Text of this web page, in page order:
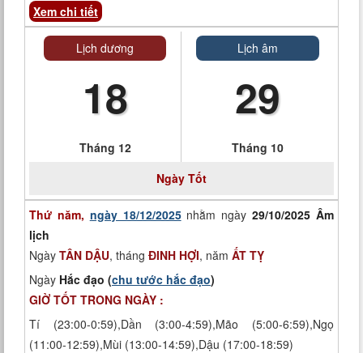
Xem chi tiết
Lịch dương
18
Tháng 12
Lịch âm
29
Tháng 10
Ngày Tốt
Thứ năm, ngày 18/12/2025nhằm ngày29/10/2025 Âm
lịch
Ngày TÂN DẬU, tháng ĐINH HỢI, năm ẤT TỴ
Ngày Hắc đạo (chu tước hắc đạo)
GIỜ TỐT TRONG NGÀY :
Tí (23:00-0:59),Dần (3:00-4:59),Mão (5:00-6:59),Ngọ
(11:00-12:59),Mùi (13:00-14:59),Dậu (17:00-18:59)